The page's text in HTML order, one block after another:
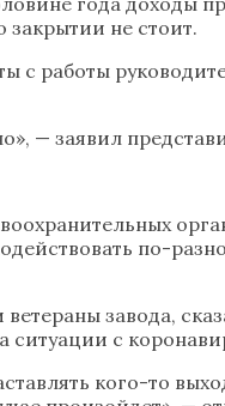
не стоит.
с работы
— заявил
по-
завода,
ситуации с
кого-то